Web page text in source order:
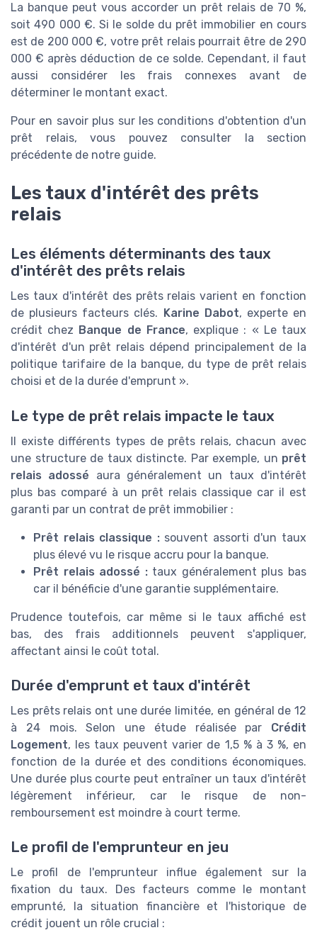
La banque peut vous accorder un prêt relais de 70 %,
soit 490 000 €. Si le solde du prêt immobilier en cours
est de 200 000 €, votre prêt relais pourrait être de 290
000 € après déduction de ce solde. Cependant, il faut
aussi considérer les frais connexes avant de
déterminer le montant exact.
Pour en savoir plus sur les conditions d'obtention d'un
prêt relais, vous pouvez consulter la section
précédente de notre guide.
Les taux d'intérêt des prêts
relais
Les éléments déterminants des taux
d'intérêt des prêts relais
Les taux d'intérêt des prêts relais varient en fonction
de plusieurs facteurs clés.
Karine Dabot, experte en
crédit chez Banque de France, explique : « Le taux
d'intérêt d'un prêt relais dépend principalement de la
politique tarifaire de la banque, du type de prêt relais
choisi et de la durée d'emprunt ».
Le type de prêt relais impacte le taux
Il existe différents types de prêts relais, chacun avec
une structure de taux distincte. Par exemple, un prêt
relais adossé aura généralement un taux d'intérêt
plus bas comparé à un prêt relais classique car il est
garanti par un contrat de prêt immobilier :
Prêt relais classique :souvent assorti d'un taux
plus élevé vu le risque accru pour la banque.
Prêt relais adossé :taux généralement plus bas
car il bénéficie d'une garantie supplémentaire.
Prudence toutefois, car même si le taux affiché est
bas, des frais additionnels peuvent s'appliquer,
affectant ainsi le coût total.
Durée d'emprunt et taux d'intérêt
Les prêts relais ont une durée limitée, en général de 12
à 24 mois. Selon une étude réalisée par Crédit
Logement, les taux peuvent varier de 1,5 % à 3 %, en
fonction de la durée et des conditions économiques.
Une durée plus courte peut entraîner un taux d'intérêt
légèrement inférieur, car le risque de non-
remboursement est moindre à court terme.
Le profil de l'emprunteur en jeu
Le profil de l'emprunteur influe également sur la
fixation du taux. Des facteurs comme le montant
emprunté, la situation financière et l'historique de
crédit jouent un rôle crucial :